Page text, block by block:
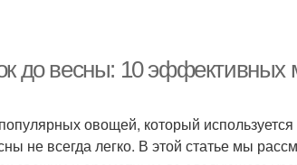
до весны: 10 эффективных
овощей, который
не всегда легко. В этой статье мы